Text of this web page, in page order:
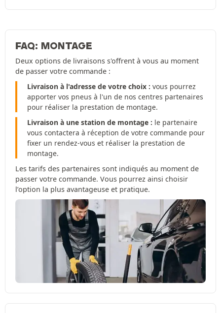
FAQ: MONTAGE
Deux options de livraisons s'offrent à vous au moment
de passer votre commande :
Livraison à l'adresse de votre choix : vous pourrez
apporter vos pneus à l'un de nos centres partenaires
pour réaliser la prestation de montage.
Livraison à une station de montage : le partenaire
vous contactera à réception de votre commande pour
fixer un rendez-vous et réaliser la prestation de
montage.
Les tarifs des partenaires sont indiqués au moment de
passer votre commande. Vous pourrez ainsi choisir
l’option la plus avantageuse et pratique.